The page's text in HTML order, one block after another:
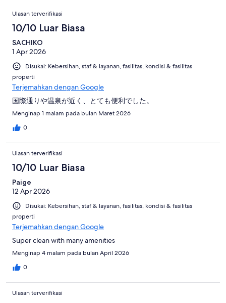
dari
ulasan
Ulasan
Ulasan terverifikasi
10/10 Luar Biasa
SACHIKO
1 Apr 2026
Disukai: Kebersihan, staf & layanan, fasilitas, kondisi & fasilitas
properti
Terjemahkan dengan Google
国際通りや温泉が近く、とても便利でした。
Menginap 1 malam pada bulan Maret 2026
0
Ulasan terverifikasi
10/10 Luar Biasa
Paige
12 Apr 2026
Disukai: Kebersihan, staf & layanan, fasilitas, kondisi & fasilitas
properti
Terjemahkan dengan Google
Super clean with many amenities
Menginap 4 malam pada bulan April 2026
0
Ulasan terverifikasi